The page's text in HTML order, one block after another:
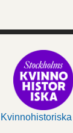
Kvinnohistoriska